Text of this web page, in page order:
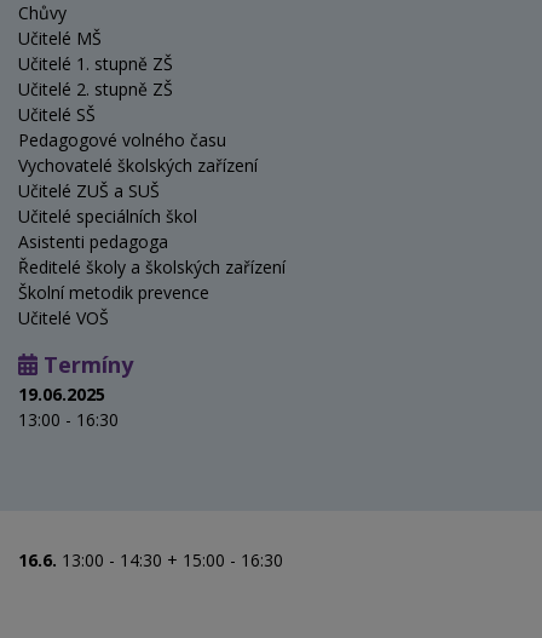
Chůvy
Učitelé MŠ
Učitelé 1. stupně ZŠ
Učitelé 2. stupně ZŠ
Učitelé SŠ
Pedagogové volného času
Vychovatelé školských zařízení
Učitelé ZUŠ a SUŠ
Učitelé speciálních škol
Asistenti pedagoga
Ředitelé školy a školských zařízení
Školní metodik prevence
Učitelé VOŠ
Termíny
19.06.2025
13:00 - 16:30
16.6. 13:00 - 14:30 + 15:00 - 16:30